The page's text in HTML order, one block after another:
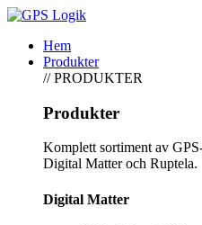
Hem
Produkter
// PRODUKTER
Produkter
Komplett sortiment av
Digital Matter och Ruptela.
Digital Matter